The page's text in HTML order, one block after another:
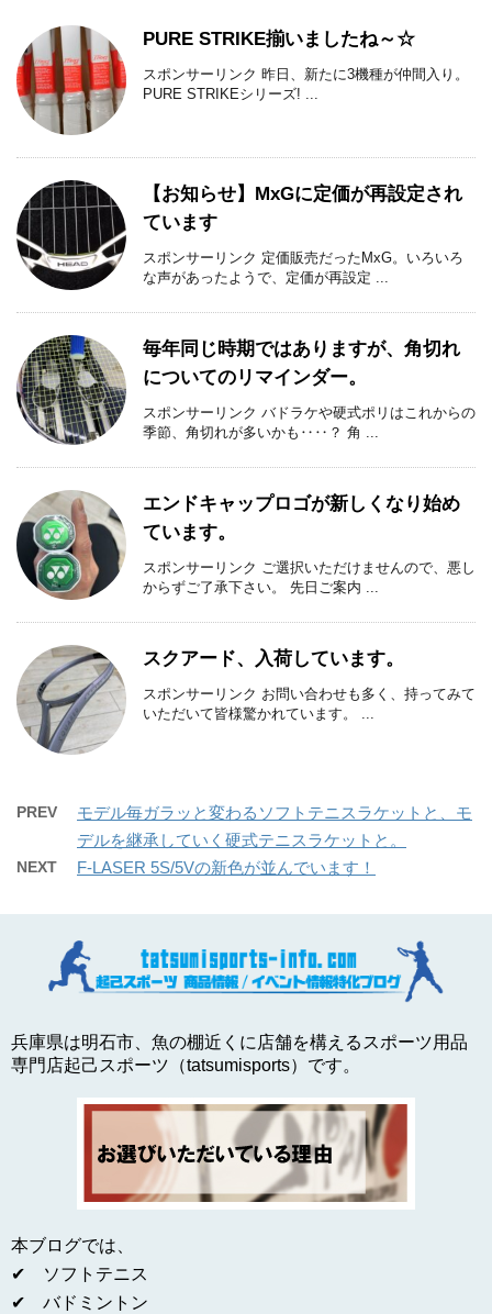
PURE STRIKE揃いましたね～☆
スポンサーリンク 昨日、新たに3機種が仲間入り。
PURE STRIKEシリーズ! ...
【お知らせ】MxGに定価が再設定され
ています
スポンサーリンク 定価販売だったMxG。いろいろ
な声があったようで、定価が再設定 ...
毎年同じ時期ではありますが、角切れ
についてのリマインダー。
スポンサーリンク バドラケや硬式ポリはこれからの
季節、角切れが多いかも‥‥？ 角 ...
エンドキャップロゴが新しくなり始め
ています。
スポンサーリンク ご選択いただけませんので、悪し
からずご了承下さい。 先日ご案内 ...
スクアード、入荷しています。
スポンサーリンク お問い合わせも多く、持ってみて
いただいて皆様驚かれています。 ...
PREV
モデル毎ガラッと変わるソフトテニスラケットと、モ
デルを継承していく硬式テニスラケットと。
NEXT F-LASER 5S/5Vの新色が並んでいます！
兵庫県は明石市、魚の棚近くに店舗を構えるスポーツ用品
専門店起己スポーツ（tatsumisports）です。
本ブログでは、
✔ ソフトテニス
✔ バドミントン